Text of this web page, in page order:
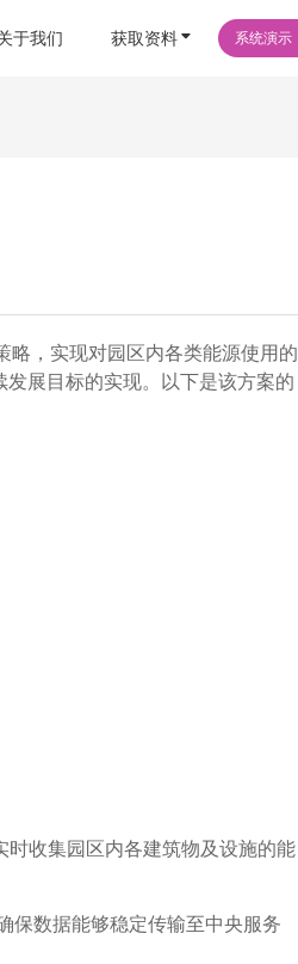
于我们 获取资料 系统演示
略，实现对园区内各类能源使用的
展目标的实现。以下是该方案的
时收集园区内各建筑物及设施的能
保数据能够稳定传输至中央服务